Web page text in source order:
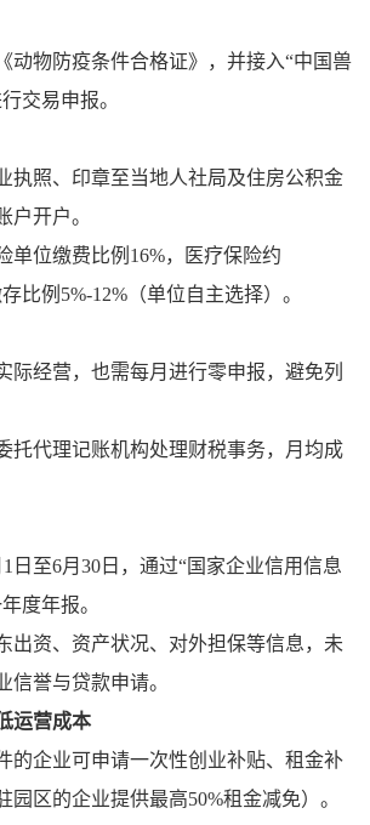
动物防疫条件合格证》，并接入“中国兽
交易申报。
执照、印章至当地人社局及住房公积金
户开户。
单位缴费比例16%，医疗保险约
比例5%-12%（单位自主选择）。
际经营，也需每月进行零申报，避免列
托代理记账机构处理财税事务，月均成
日至6月30日，通过“国家企业信用信息
度年报。
出资、资产状况、对外担保等信息，未
信誉与贷款申请。
运营成本
的企业可申请一次性创业补贴、租金补
园区的企业提供最高50%租金减免）。